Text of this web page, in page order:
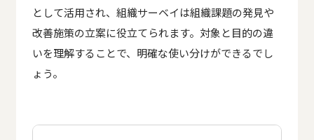
として活用され、組織サーベイは組織課題の発見や
改善施策の立案に役立てられます。対象と目的の違
いを理解することで、明確な使い分けができるでし
ょう。